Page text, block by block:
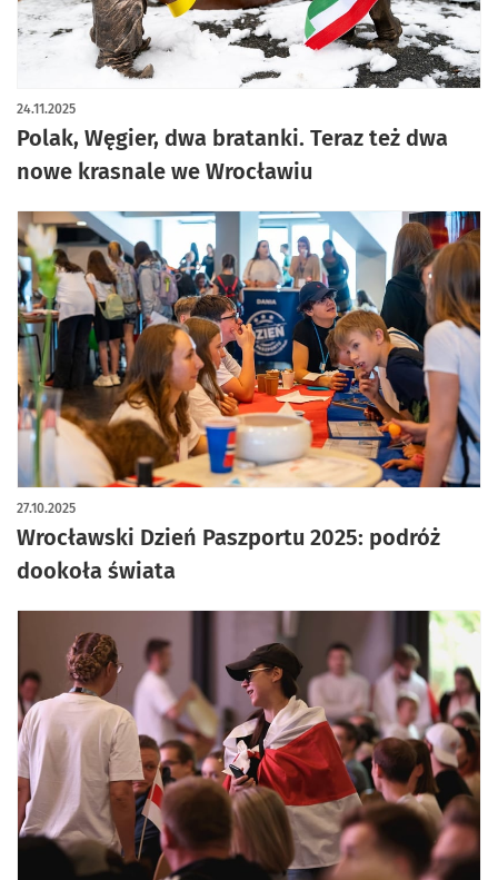
Polak, Węgier, dwa bratanki. Teraz też dwa
nowe krasnale we Wrocławiu
24.11.2025
artykuł z galerią zdjęć
Wrocławski Dzień Paszportu 2025: podróż
dookoła świata
27.10.2025